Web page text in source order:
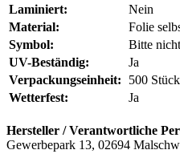
Laminiert:
Nein
Material:
Folie
Symbol:
Bitte
UV-Beständig:
Ja
Verpackungseinheit:
500
Wetterfest:
Ja
Hersteller / Verantwortliche
Gewerbepark 13, 02694